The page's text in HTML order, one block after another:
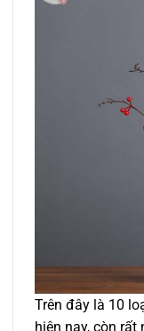
Trên đây là 10
hiện nay, còn